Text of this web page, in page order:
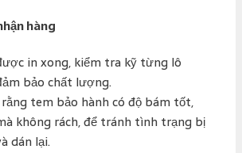
hàng
in xong, kiểm tra kỹ từng lô
bảo chất lượng.
tem bảo hành có độ bám tốt,
không rách, để tránh tình trạng bị
dán lại.